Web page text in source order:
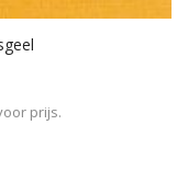
prijs.